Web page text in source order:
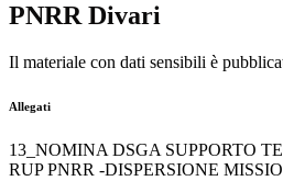
PNRR Divari
Il materiale con dati sensibili è
Allegati
13_NOMINA DSGA SUPPORTO
RUP PNRR -DISPERSIONE